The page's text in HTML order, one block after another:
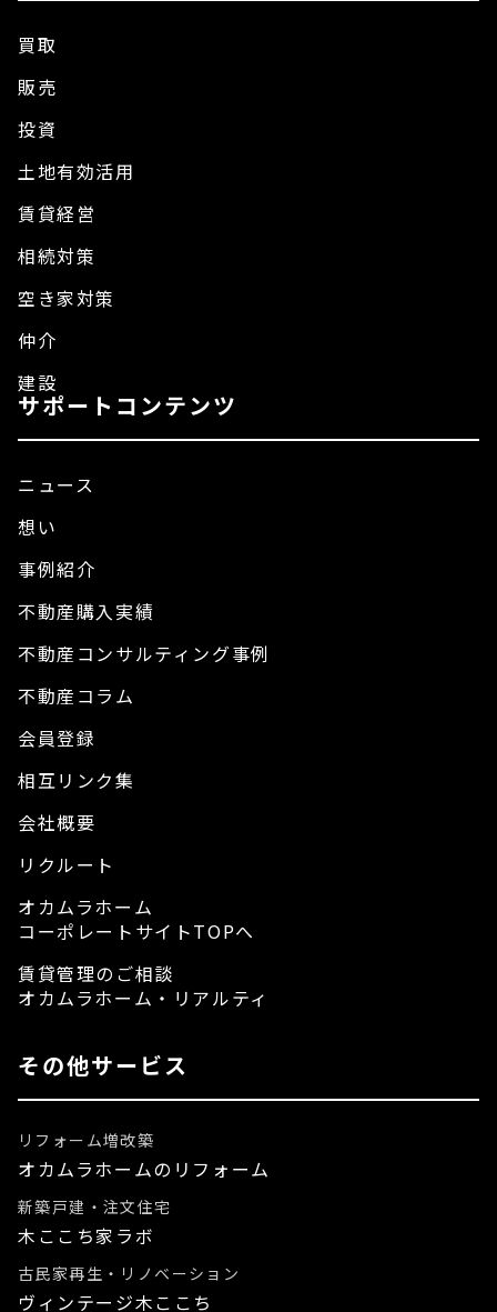
買取
販売
投資
土地有効活用
賃貸経営
相続対策
空き家対策
仲介
建設
サポートコンテンツ
ニュース
想い
事例紹介
不動産購入実績
不動産コンサルティング事例
不動産コラム
会員登録
相互リンク集
会社概要
リクルート
オカムラホーム
コーポレートサイトTOPへ
賃貸管理のご相談
オカムラホーム・リアルティ
その他サービス
リフォーム増改築
オカムラホームのリフォーム
新築戸建・注文住宅
木ここち家ラボ
古民家再生・リノベーション
ヴィンテージ木ここち